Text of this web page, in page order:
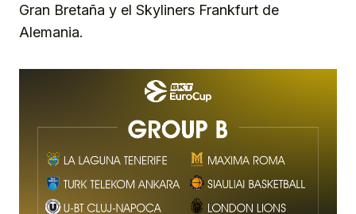
Gran Bretaña y el Skyliners Frankfurt de
Alemania.